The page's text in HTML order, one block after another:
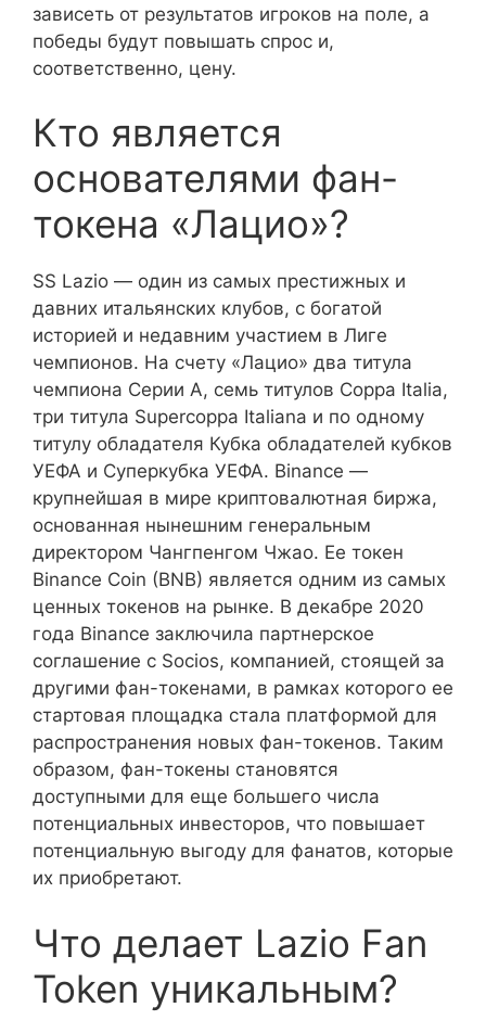
зависеть от результатов игроков на поле, а
победы будут повышать спрос и,
соответственно, цену.
Кто является
основателями фан-
токена «Лацио»?
SS Lazio — один из самых престижных и
давних итальянских клубов, с богатой
историей и недавним участием в Лиге
чемпионов. На счету «Лацио» два титула
чемпиона Серии А, семь титулов Coppa Italia,
три титула Supercoppa Italiana и по одному
титулу обладателя Кубка обладателей кубков
УЕФА и Суперкубка УЕФА. Binance —
крупнейшая в мире криптовалютная биржа,
основанная нынешним генеральным
директором Чангпенгом Чжао. Ее токен
Binance Coin (BNB) является одним из самых
ценных токенов на рынке. В декабре 2020
года Binance заключила партнерское
соглашение с Socios, компанией, стоящей за
другими фан-токенами, в рамках которого ее
стартовая площадка стала платформой для
распространения новых фан-токенов. Таким
образом, фан-токены становятся
доступными для еще большего числа
потенциальных инвесторов, что повышает
потенциальную выгоду для фанатов, которые
их приобретают.
Что делает Lazio Fan
Token уникальным?